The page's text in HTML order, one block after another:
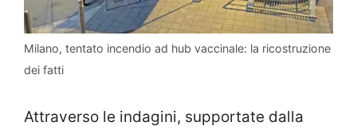
Milano, tentato incendio ad hub vaccinale: la ricostruzione
dei fatti
Attraverso le indagini, supportate dalla